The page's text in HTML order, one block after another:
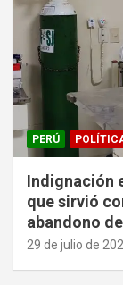
PERÚ
Indignación
que sirvió
abandono
29 de julio de